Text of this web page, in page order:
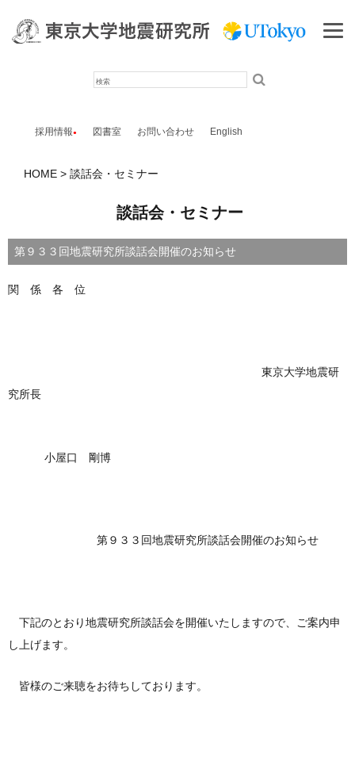
採用情報 図書室 お問い合わせ English
HOME 談話会・セミナー
談話会・セミナー
第９３３回地震研究所談話会開催のお知らせ
関 係 各 位
東京大学地震研
究所長
小屋口 剛博
第９３３回地震研究所談話会開催のお知らせ
下記のとおり地震研究所談話会を開催いたしますので、ご案内申
し上げます。
皆様のご来聴をお待ちしております。